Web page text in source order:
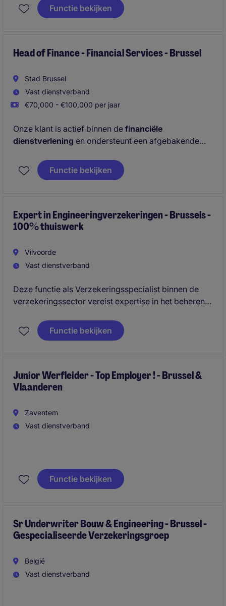
Functie bekijken
Head of Finance - Financial Services - Brussel
Stad Brussel
Vast dienstverband
€70,000 - €100,000 per jaar
Onze klant is actief binnen de financiële
dienstverlening en ondersteunt een afgebakende
ze op zoek naar een nieuwe Head of Finance
personen zal aansturen en
rechtstreeks rapporteert
Functie bekijken
Expert in Engineeringverzekeringen - Brussels -
100% thuiswerk
Vilvoorde
Vast dienstverband
Deze functie als Verzekeringsspecialist binnen de
verzekeringssector vereist expertise in het beheren
De ideale kandidaat beschikt over sterke analytische
vaardigheden en een klantgerichte aanpak.
Functie bekijken
Junior Werfleider - Top Employer ! - Brussel &
Vlaanderen
Zaventem
Vast dienstverband
Functie bekijken
Sr Underwriter Bouw & Engineering - Brussel -
Gespecialiseerde Verzekeringsgroep
België
Vast dienstverband